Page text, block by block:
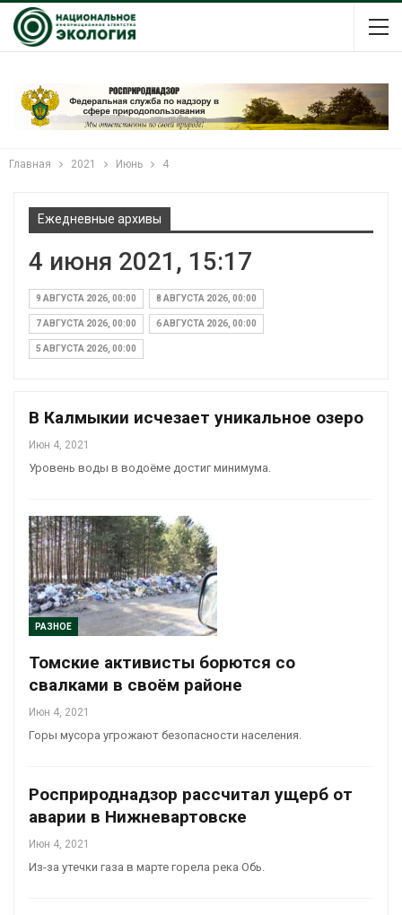
Главная 2021 Июнь 4
Ежедневные архивы
4 июня 2021, 15:17
9 АВГУСТА 2026, 00:00 8 АВГУСТА 2026, 00:00
7 АВГУСТА 2026, 00:00 6 АВГУСТА 2026, 00:00
5 АВГУСТА 2026, 00:00
В Калмыкии исчезает уникальное озеро
Июн 4, 2021
Уровень воды в водоёме достиг минимума.
РАЗНОЕ
Томские активисты борются со
свалками в своём районе
Июн 4, 2021
Горы мусора угрожают безопасности населения.
Росприроднадзор рассчитал ущерб от
аварии в Нижневартовске
Июн 4, 2021
Из-за утечки газа в марте горела река Обь.